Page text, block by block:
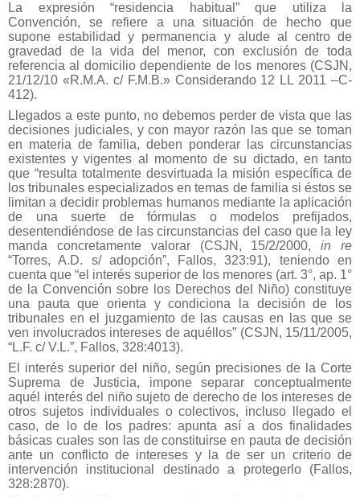
La expresión “residencia habitual” que utiliza la
Convención, se refiere a una situación de hecho que
supone estabilidad y permanencia y alude al centro de
gravedad de la vida del menor, con exclusión de toda
referencia al domicilio dependiente de los menores (CSJN,
21/12/10 «R.M.A. c/ F.M.B.» Considerando 12 LL 2011 –C-
412).
Llegados a este punto, no debemos perder de vista que las
decisiones judiciales, y con mayor razón las que se toman
en materia de familia, deben ponderar las circunstancias
existentes y vigentes al momento de su dictado, en tanto
que “resulta totalmente desvirtuada la misión específica de
los tribunales especializados en temas de familia si éstos se
limitan a decidir problemas humanos mediante la aplicación
de una suerte de fórmulas o modelos prefijados,
desentendiéndose de las circunstancias del caso que la ley
manda concretamente valorar (CSJN, 15/2/2000,in re
“Torres, A.D. s/ adopción”, Fallos, 323:91), teniendo en
cuenta que “el interés superior de los menores (art. 3°, ap. 1°
de la Convención sobre los Derechos del Niño) constituye
una pauta que orienta y condiciona la decisión de los
tribunales en el juzgamiento de las causas en las que se
ven involucrados intereses de aquéllos” (CSJN, 15/11/2005,
“L.F. c/ V.L.”, Fallos, 328:4013).
El interés superior del niño, según precisiones de la Corte
Suprema de Justicia, impone separar conceptualmente
aquél interés del niño sujeto de derecho de los intereses de
otros sujetos individuales o colectivos, incluso llegado el
caso, de lo de los padres: apunta así a dos finalidades
básicas cuales son las de constituirse en pauta de decisión
ante un conflicto de intereses y la de ser un criterio de
intervención institucional destinado a protegerlo (Fallos,
328:2870).